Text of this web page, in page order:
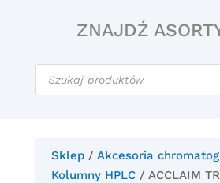
ZNAJDŹ
Wyszukiwarka
produktów
Sklep/ Akcesoria
Kolumny HPLC/ ACCLAIM